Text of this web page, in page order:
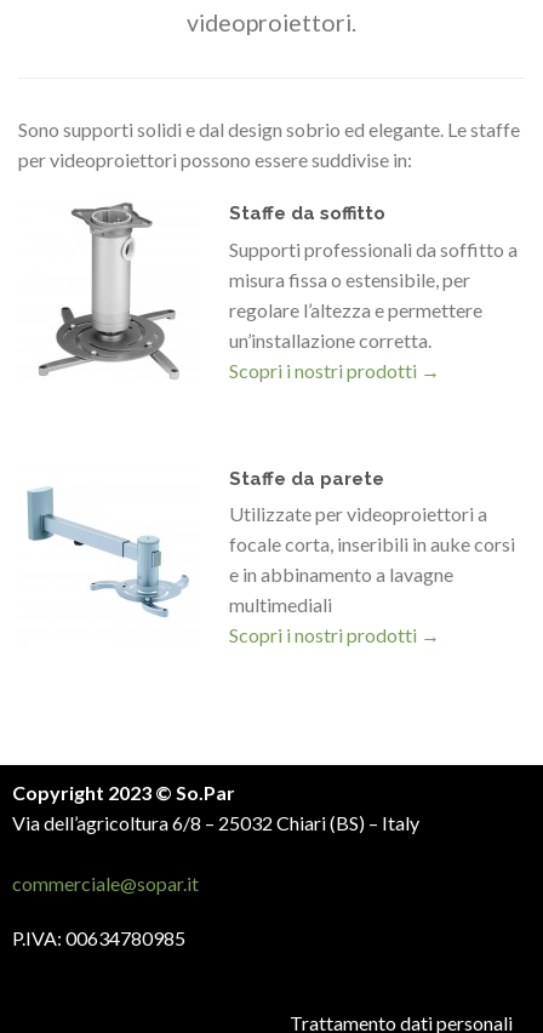
videoproiettori.
Sono supporti solidi e dal design sobrio ed elegante. Le staffe
per videoproiettori possono essere suddivise in:
Staffe da soffitto
Supporti professionali da soffitto a
misura fissa o estensibile, per
regolare l’altezza e permettere
un’installazione corretta.
Scopri i nostri prodotti →
Staffe da parete
Utilizzate per videoproiettori a
focale corta, inseribili in auke corsi
e in abbinamento a lavagne
multimediali
Scopri i nostri prodotti →
Copyright 2023 © So.Par
Via dell’agricoltura 6/8 – 25032 Chiari (BS) – Italy
commerciale@sopar.it
P.IVA: 00634780985
Trattamento dati personali